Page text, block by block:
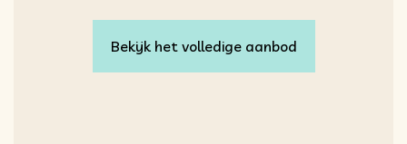
Bekijk het volledige aanbod